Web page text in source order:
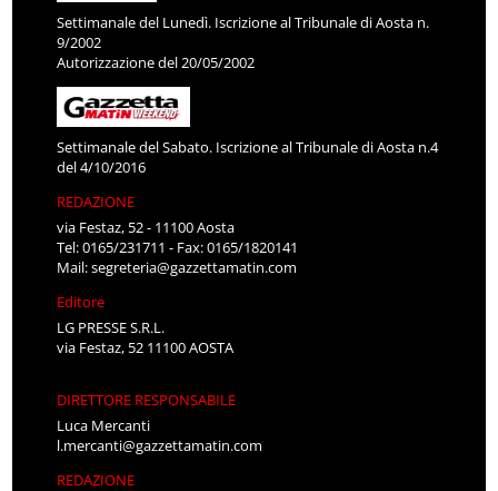
Settimanale del Lunedì. Iscrizione al Tribunale di Aosta n.
9/2002
Autorizzazione del 20/05/2002
Settimanale del Sabato. Iscrizione al Tribunale di Aosta n.4
del 4/10/2016
REDAZIONE
via Festaz, 52 - 11100 Aosta
Tel: 0165/231711 - Fax: 0165/1820141
Mail:segreteria@gazzettamatin.com
Editore
LG PRESSE S.R.L.
via Festaz, 52 11100 AOSTA
DIRETTORE RESPONSABILE
Luca Mercanti
l.mercanti@gazzettamatin.com
REDAZIONE